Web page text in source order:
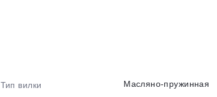
Тип вилки Масляно-пружинная